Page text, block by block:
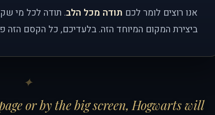
אנו רוצים לומר לכם תודה מכל הלב. תודה לכל מי
ביצירת המקום המיוחד הזה. בלעדיכם, כל הקסם הזה
or by the big screen, Hogwarts will